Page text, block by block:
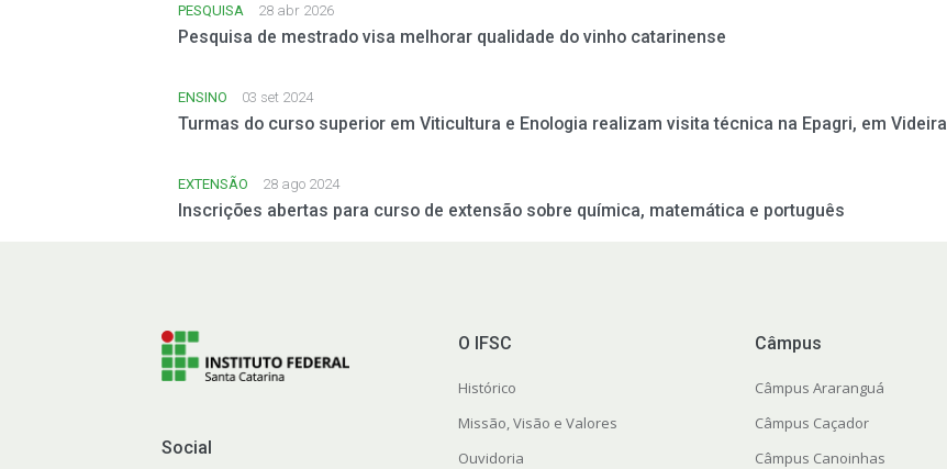
PESQUISA 28 abr 2026
Pesquisa de mestrado visa melhorar qualidade do vinho catarinense
ENSINO 03 set 2024
Turmas do curso superior em Viticultura e Enologia realizam visita técnica na Epagri, em Videira
EXTENSÃO 28 ago 2024
Inscrições abertas para curso de extensão sobre química, matemática e português
Social
O IFSC
Histórico
Missão, Visão e Valores
Ouvidoria
Câmpus
Câmpus Araranguá
Câmpus Caçador
Câmpus Canoinhas